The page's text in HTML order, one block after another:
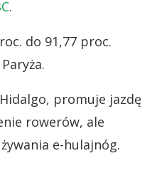
.
do 91,77 proc.
promuje jazdę
rowerów, ale
e-hulajnóg.